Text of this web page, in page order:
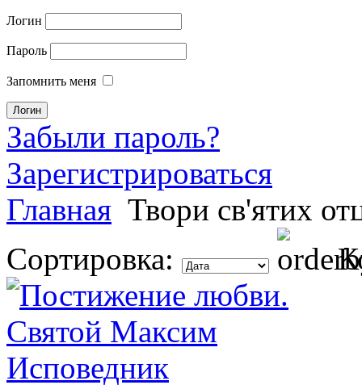
Логин
Пароль
Запомнить меня
Забыли пароль?
Зарегистрироваться
Главная Твори св'ятих
Сортировка: